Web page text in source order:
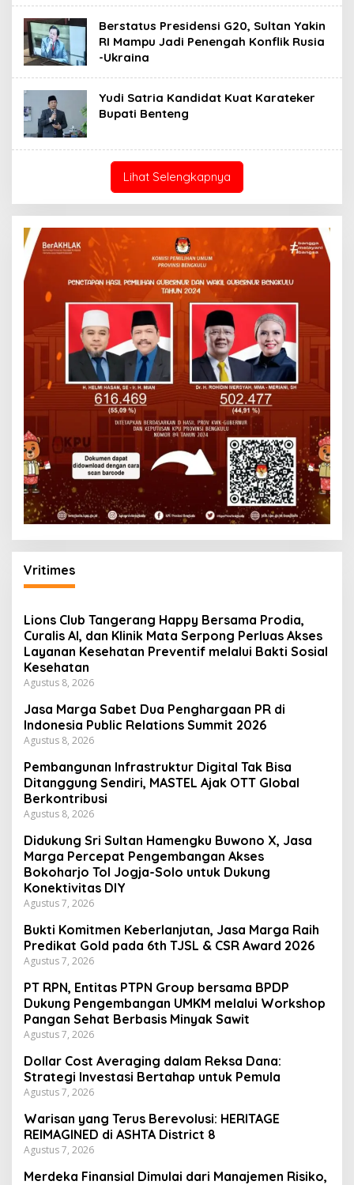
Berstatus Presidensi G20, Sultan Yakin
RI Mampu Jadi Penengah Konflik Rusia
-Ukraina
Yudi Satria Kandidat Kuat Karateker
Bupati Benteng
Lihat Selengkapnya
Vritimes
Lions Club Tangerang Happy Bersama Prodia,
Curalis AI, dan Klinik Mata Serpong Perluas Akses
Layanan Kesehatan Preventif melalui Bakti Sosial
Kesehatan
Agustus 8, 2026
Jasa Marga Sabet Dua Penghargaan PR di
Indonesia Public Relations Summit 2026
Agustus 8, 2026
Pembangunan Infrastruktur Digital Tak Bisa
Ditanggung Sendiri, MASTEL Ajak OTT Global
Berkontribusi
Agustus 8, 2026
Didukung Sri Sultan Hamengku Buwono X, Jasa
Marga Percepat Pengembangan Akses
Bokoharjo Tol Jogja-Solo untuk Dukung
Konektivitas DIY
Agustus 7, 2026
Bukti Komitmen Keberlanjutan, Jasa Marga Raih
Predikat Gold pada 6th TJSL & CSR Award 2026
Agustus 7, 2026
PT RPN, Entitas PTPN Group bersama BPDP
Dukung Pengembangan UMKM melalui Workshop
Pangan Sehat Berbasis Minyak Sawit
Agustus 7, 2026
Dollar Cost Averaging dalam Reksa Dana:
Strategi Investasi Bertahap untuk Pemula
Agustus 7, 2026
Warisan yang Terus Berevolusi: HERITAGE
REIMAGINED di ASHTA District 8
Agustus 7, 2026
Merdeka Finansial Dimulai dari Manajemen Risiko,